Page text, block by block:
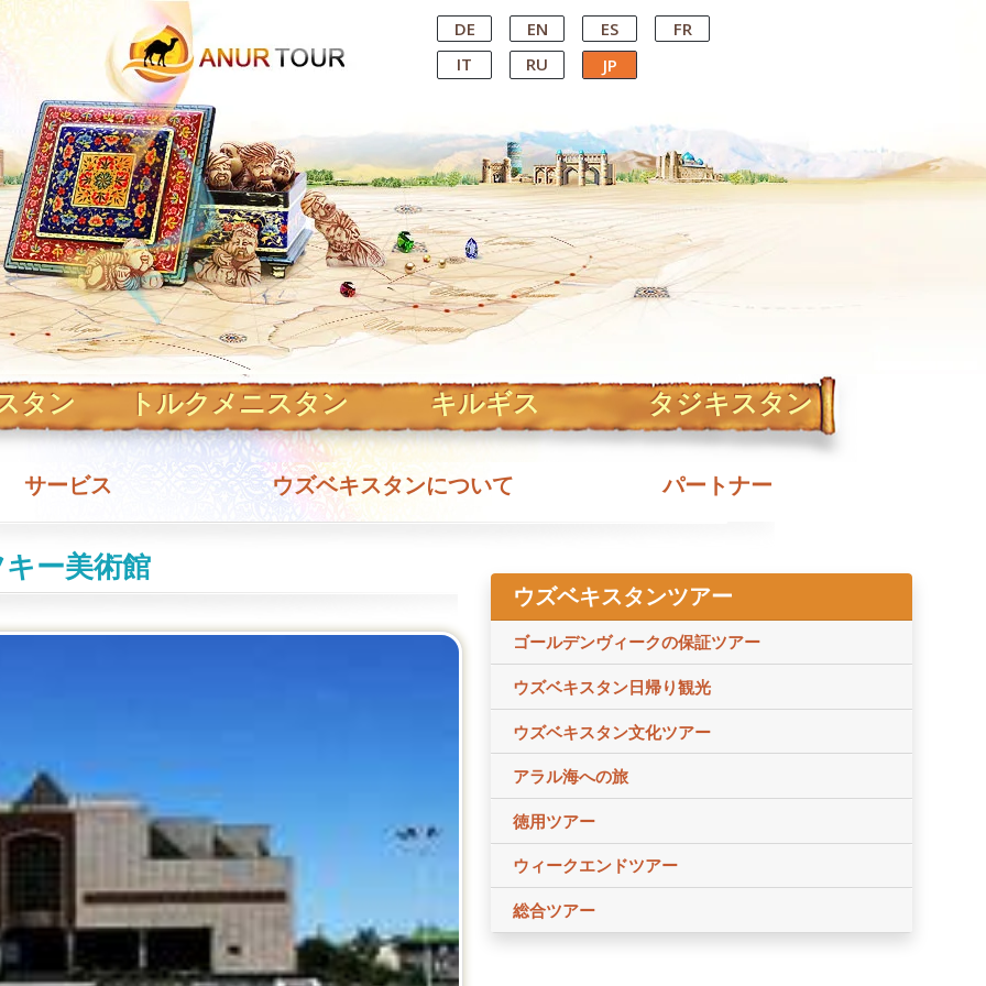
Central Asian Tour Operator DE EN ES
FR
IT
RU JP
タン トルクメニスタン キルギス タジキスタン
サービス ウズベキスタンについて パートナー
ー美術館
ウズベキスタンツアー
ゴールデンヴィークの保証ツアー
ウズベキスタン日帰り観光
ウズベキスタン文化ツアー
アラル海への旅
徳用ツアー
ウィークエンドツアー
総合ツアー